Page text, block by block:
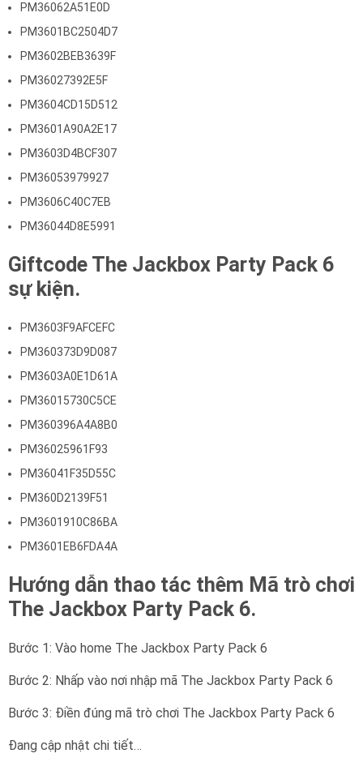
PM36062A51E0D
PM3601BC2504D7
PM3602BEB3639F
PM36027392E5F
PM3604CD15D512
PM3601A90A2E17
PM3603D4BCF307
PM36053979927
PM3606C40C7EB
PM36044D8E5991
Giftcode The Jackbox Party Pack 6
sự kiện.
PM3603F9AFCEFC
PM360373D9D087
PM3603A0E1D61A
PM36015730C5CE
PM360396A4A8B0
PM36025961F93
PM36041F35D55C
PM360D2139F51
PM3601910C86BA
PM3601EB6FDA4A
Hướng dẫn thao tác thêm Mã trò chơi
The Jackbox Party Pack 6.
Bước 1: Vào home The Jackbox Party Pack 6
Bước 2: Nhấp vào nơi nhập mã The Jackbox Party Pack 6
Bước 3: Điền đúng mã trò chơi The Jackbox Party Pack 6
Đang cập nhật chi tiết…